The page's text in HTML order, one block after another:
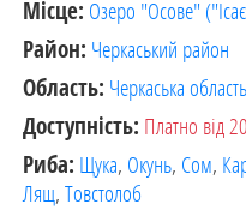
Місце: Озеро "Осове"
Район: Черкаський район
Область: Черкаська область
Доступність: Платно від
Риба: Щука, Окунь, Сом,
Лящ,Товстолоб